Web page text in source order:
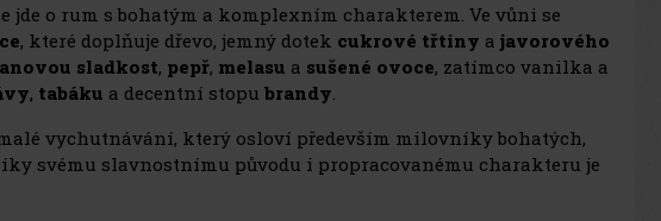
jde o rum s bohatým a komplexním charakterem. Ve vůni se
, které doplňuje dřevo, jemný dotek cukrové třtiny a javorového
sladkost, pepř, melasu a sušené ovoce, zatímco vanilka a
, tabáku a decentní stopu brandy
vychutnávání, který osloví především milovníky bohatých,
svému slavnostnímu původu i propracovanému charakteru je